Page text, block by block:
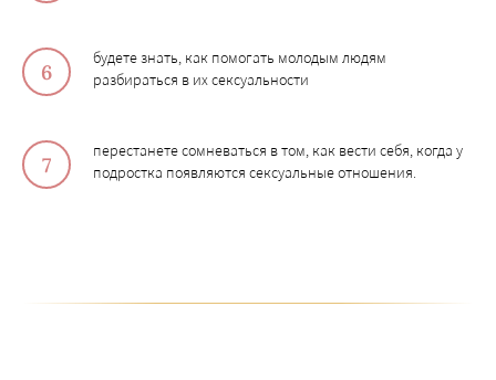
будете знать, как помогать молодым людям
разбираться в их сексуальности
перестанете сомневаться в том, как вести себя, когда у
подростка появляются сексуальные отношения.